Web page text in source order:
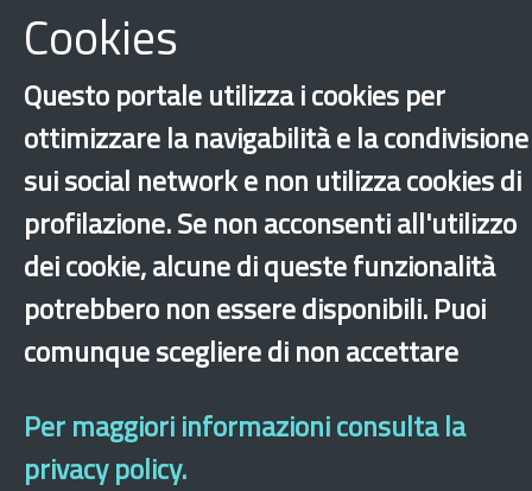
Cookies
Questo portale utilizza i cookies per
ottimizzare la navigabilità e la condivisione
sui social network e non utilizza cookies di
profilazione. Se non acconsenti all'utilizzo
dei cookie, alcune di queste funzionalità
potrebbero non essere disponibili. Puoi
comunque scegliere di non accettare
Per maggiori informazioni consulta la
privacy policy.
Dichiarazione di accessibilità Site map Legal & Privacy Contacts
Old
website